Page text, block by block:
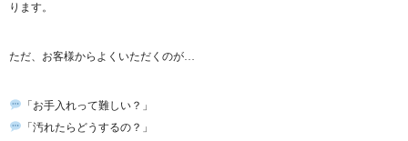
ります。
ただ、お客様からよくいただくのが…
「お手入れって難しい？」
「汚れたらどうするの？」